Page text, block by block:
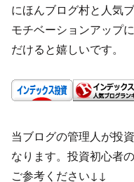
にほんブログ村と人気
モチベーションアップ
だけると嬉しいです。
当ブログの管理人が投
なります。投資初心者
ご参考ください↓↓